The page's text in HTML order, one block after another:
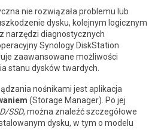
nie rozwiązała problemu lub
dysku, kolejnym logicznym
narzędzi diagnostycznych
Synology DiskStation
zaawansowane możliwości
stanu dysków twardych.
nośnikami jest aplikacja
(Storage Manager). Po jej
SSD, można znaleźć szczegółowe
dysku, w tym o modelu